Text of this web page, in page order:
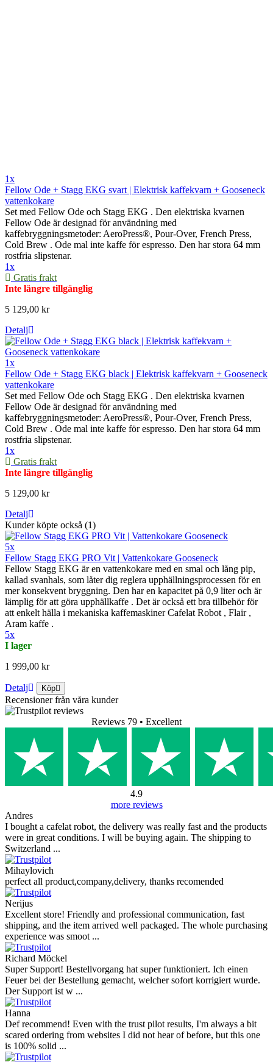
1x
Fellow Ode + Stagg EKG svart | Elektrisk kaffekvarn + Gooseneck
vattenkokare
Set med Fellow Ode och Stagg EKG . Den elektriska kvarnen
Fellow Ode är designad för användning med
kaffebryggningsmetoder: AeroPress®, Pour-Over, French Press,
Cold Brew . Ode mal inte kaffe för espresso. Den har stora 64 mm
rostfria slipstenar.
1x
Gratis frakt
Inte längre tillgänglig
5 129,00 kr
Detalj
1x
Fellow Ode + Stagg EKG black | Elektrisk kaffekvarn + Gooseneck
vattenkokare
Set med Fellow Ode och Stagg EKG . Den elektriska kvarnen
Fellow Ode är designad för användning med
kaffebryggningsmetoder: AeroPress®, Pour-Over, French Press,
Cold Brew . Ode mal inte kaffe för espresso. Den har stora 64 mm
rostfria slipstenar.
1x
Gratis frakt
Inte längre tillgänglig
5 129,00 kr
Detalj
Kunder köpte också (1)
5x
Fellow Stagg EKG PRO Vit | Vattenkokare Gooseneck
Fellow Stagg EKG är en vattenkokare med en smal och lång pip,
kallad svanhals, som låter dig reglera upphällningsprocessen för en
mer konsekvent bryggning. Den har en kapacitet på 0,9 liter och är
lämplig för att göra upphällkaffe . Det är också ett bra tillbehör för
att enkelt hälla i mekaniska kaffemaskiner Cafelat Robot , Flair ,
Aram kaffe .
5x
I lager
1 999,00 kr
Detalj Köp
Recensioner från våra kunder
Reviews 79 • Excellent
4.9
more reviews
Andres
I bought a cafelat robot, the delivery was really fast and the products
were in great conditions. I will be buying again. The shipping to
Switzerland ...
Mihaylovich
perfect all product,company,delivery, thanks recomended
Nerijus
Excellent store! Friendly and professional communication, fast
shipping, and the item arrived well packaged. The whole purchasing
experience was smoot ...
Richard Möckel
Super Support! Bestellvorgang hat super funktioniert. Ich einen
Feuer bei der Bestellung gemacht, welcher sofort korrigiert wurde.
Der Support ist w ...
Hanna
Def recommend! Even with the trust pilot results, I'm always a bit
scared ordering from websites I did not hear of before, but this one
is 100% solid ...